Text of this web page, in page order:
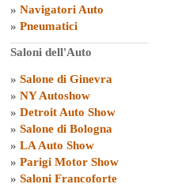
» Navigatori Auto
» Pneumatici
Saloni dell'Auto
» Salone di Ginevra
» NY Autoshow
» Detroit Auto Show
» Salone di Bologna
» LA Auto Show
» Parigi Motor Show
» Saloni Francoforte